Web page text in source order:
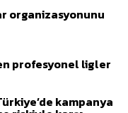
organizasyonunu
profesyonel ligler
kampanya